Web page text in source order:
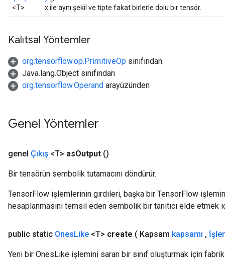
<T>
x ile aynı şekil ve tipte fakat birlerle dolu bir tensör.
Kalıtsal Yöntemler
org.tensorflow.op.PrimitiveOp sınıfından
Java.lang.Object sınıfından
org.tensorflow.Operand arayüzünden
Genel Yöntemler
genel Çıkış <T> asOutput ()
Bir tensörün sembolik tutamacını döndürür.
TensorFlow işlemlerinin girdileri, başka bir TensorFlow
hesaplanmasını temsil eden sembolik bir tanıtıcı elde etmek
public static OnesLike <T> create ( Kapsam kapsamı ,
Yeni bir OnesLike işlemini saran bir sınıf oluşturmak için